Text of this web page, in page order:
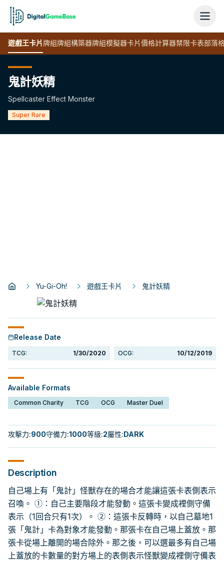
遊戲王卡片牌組牌組構築器牌組模擬器卡片價格計算器禁限卡表部落
鬼計妖精
Spellcaster Effect Monster
Super Rare
Yu-Gi-Oh! 遊戲王卡片 鬼計妖精
Release Date
TCG: 1/30/2020 OCG: 10/12/2019
Available Formats
Common Charity TCG OCG Master Duel
攻擊力:900守備力:1000等級:2屬性:DARK
Description
自己場上有「鬼計」怪獸存在的場合才能讓這張卡表側表示
召喚。 ①：自己主要階段才能發動。這張卡變成裡側守備
表示（1回合只有1次）。 ②：這張卡反轉時，以自己墓地1
張「鬼計」卡為對象才能發動。那張卡在自己場上蓋放。那
張卡從場上離開的場合除外。那之後，可以選最多有自己場
上蓋放的卡數量的對方場上的表側表示怪獸變成裡側守備表